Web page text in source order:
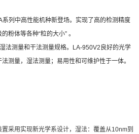
系列中高性能机种新登场。实现了高的检测精度
的粉体等各种“粒的大小” 。
法测量和干法测量规格。 LA-950V2良好的光学
测量，湿法测量；易用性和可维护性于一体。
采用实现新光学系设计， 湿法：覆盖从10nm到